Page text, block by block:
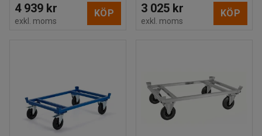
4 939 kr
exkl. moms
KÖP 3 025 kr
exkl. moms
KÖP